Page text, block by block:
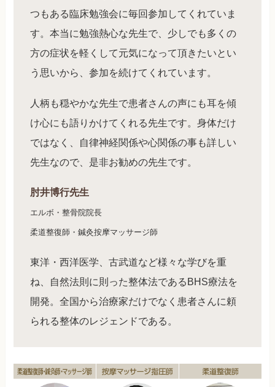
つもある臨床勉強会に毎回参加してくれていま
す。本当に勉強熱心な先生で、少しでも多くの
方の症状を軽くして元気になって頂きたいとい
う思いから、参加を続けてくれています。
人柄も穏やかな先生で患者さんの声にも耳を傾
け心にも語りかけてくれる先生です。身体だけ
ではなく、自律神経関係や心関係の事も詳しい
先生なので、是非お勧めの先生です。
肘井博行先生
エルボ・整骨院院長
柔道整復師・鍼灸按摩マッサージ師
東洋・西洋医学、古武道など様々な学びを重
ね、自然法則に則った整体法であるBHS療法を
開発。全国から治療家だけでなく患者さんに頼
られる整体のレジェンドである。